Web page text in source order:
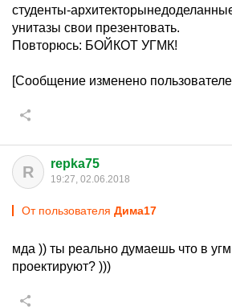
студенты-
унитазы свои презентовать.
Повторюсь: БОЙКОТ УГМК!
[Сообщение изменено
R repka75
19:27, 02.06.2018
От пользователя Дима17
мда )) ты реально думаешь что в
проектируют? )))